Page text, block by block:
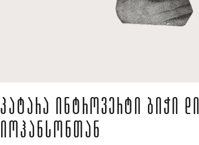
ᲞᲐᲢᲐᲠᲐ ᲘᲜᲢᲠᲝᲕᲔᲠᲢᲘ ᲑᲘᲭᲘ
ᲘᲝᲰᲐᲜᲡᲝᲜᲗᲐᲜ